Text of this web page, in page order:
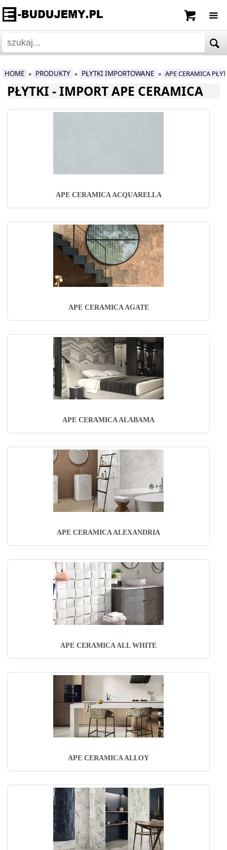
HOME » PRODUKTY » PŁYTKI IMPORTOWANE » APE CERAMICA
PŁYTKI - IMPORT APE CERAMICA
APE CERAMICA ACQUARELLA
APE CERAMICA AGATE
APE CERAMICA ALABAMA
APE CERAMICA ALEXANDRIA
APE CERAMICA ALL WHITE
APE CERAMICA ALLOY